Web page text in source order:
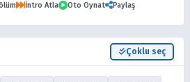
İntro Atla Oto Oynat
Paylaş
Çoklu seç